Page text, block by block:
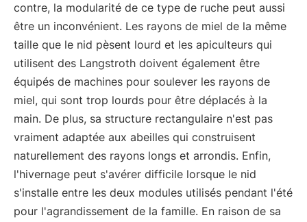
contre, la modularité de ce type de ruche peut aussi
être un inconvénient. Les rayons de miel de la même
taille que le nid pèsent lourd et les apiculteurs qui
utilisent des Langstroth doivent également être
équipés de machines pour soulever les rayons de
miel, qui sont trop lourds pour être déplacés à la
main. De plus, sa structure rectangulaire n'est pas
vraiment adaptée aux abeilles qui construisent
naturellement des rayons longs et arrondis. Enfin,
l'hivernage peut s'avérer difficile lorsque le nid
s'installe entre les deux modules utilisés pendant l'été
pour l'agrandissement de la famille. En raison de sa